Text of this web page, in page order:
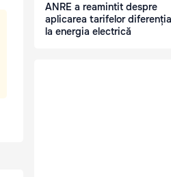
ANRE a reamintit despre
aplicarea tarifelor
la energia electrică